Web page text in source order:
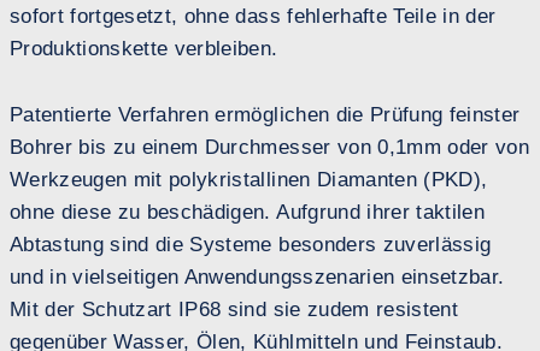
sofort fortgesetzt, ohne dass fehlerhafte Teile in der
Produktionskette verbleiben.
Patentierte Verfahren ermöglichen die Prüfung feinster
Bohrer bis zu einem Durchmesser von 0,1mm oder von
Werkzeugen mit polykristallinen Diamanten (PKD),
ohne diese zu beschädigen. Aufgrund ihrer taktilen
Abtastung sind die Systeme besonders zuverlässig
und in vielseitigen Anwendungsszenarien einsetzbar.
Mit der Schutzart IP68 sind sie zudem resistent
gegenüber Wasser, Ölen, Kühlmitteln und Feinstaub.